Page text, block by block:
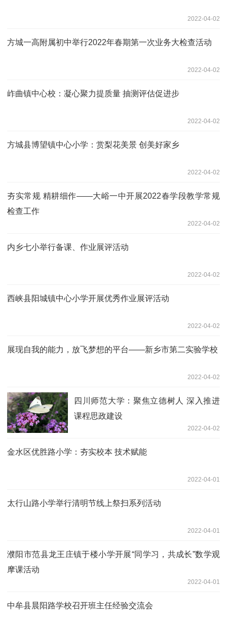
2022-04-02
方城一高附属初中举行2022年春期第一次业务大检查活动
2022-04-02
岞曲镇中心校：凝心聚力提质量 抽测评估促进步
2022-04-02
方城县博望镇中心小学：赏梨花美景 创美好家乡
2022-04-02
夯实常规 精耕细作——大峪一中开展2022春学段教学常规
检查工作
2022-04-02
内乡七小举行备课、作业展评活动
2022-04-02
西峡县阳城镇中心小学开展优秀作业展评活动
2022-04-02
展现自我的能力，放飞梦想的平台——新乡市第二实验学校
2022-04-02
四川师范大学：聚焦立德树人 深入推进
课程思政建设
2022-04-02
金水区优胜路小学：夯实校本 技术赋能
2022-04-01
太行山路小学举行清明节线上祭扫系列活动
2022-04-01
濮阳市范县龙王庄镇于楼小学开展“同学习，共成长”数学观
摩课活动
2022-04-01
中牟县晨阳路学校召开班主任经验交流会